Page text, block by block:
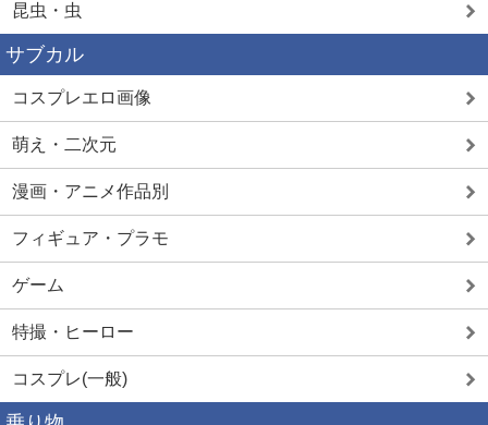
昆虫・虫
サブカル
コスプレエロ画像
萌え・二次元
漫画・アニメ作品別
フィギュア・プラモ
ゲーム
特撮・ヒーロー
コスプレ(一般)